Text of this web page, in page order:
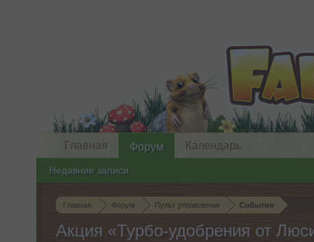
Главная Форум Пульт управления События
Акция «Турбо-удобрения от
Главная Форум
Недавние записи
Календарь